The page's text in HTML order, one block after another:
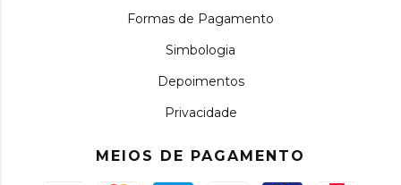
Formas de Pagamento
Simbologia
Depoimentos
Privacidade
MEIOS DE PAGAMENTO